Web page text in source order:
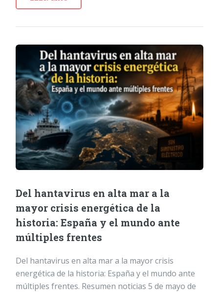
Del hantavirus en alta mar a la
mayor crisis energética de la
historia: España y el mundo ante
múltiples frentes
Del hantavirus en alta mar a la mayor crisis
energética de la historia: España y el mundo ante
múltiples frentes. Resumen noticias 5 de mayo de